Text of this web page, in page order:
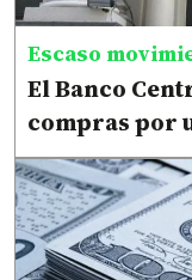
Escaso
El Banco
compras por